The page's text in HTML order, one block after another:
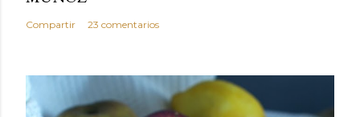
Compartir 23 comentarios